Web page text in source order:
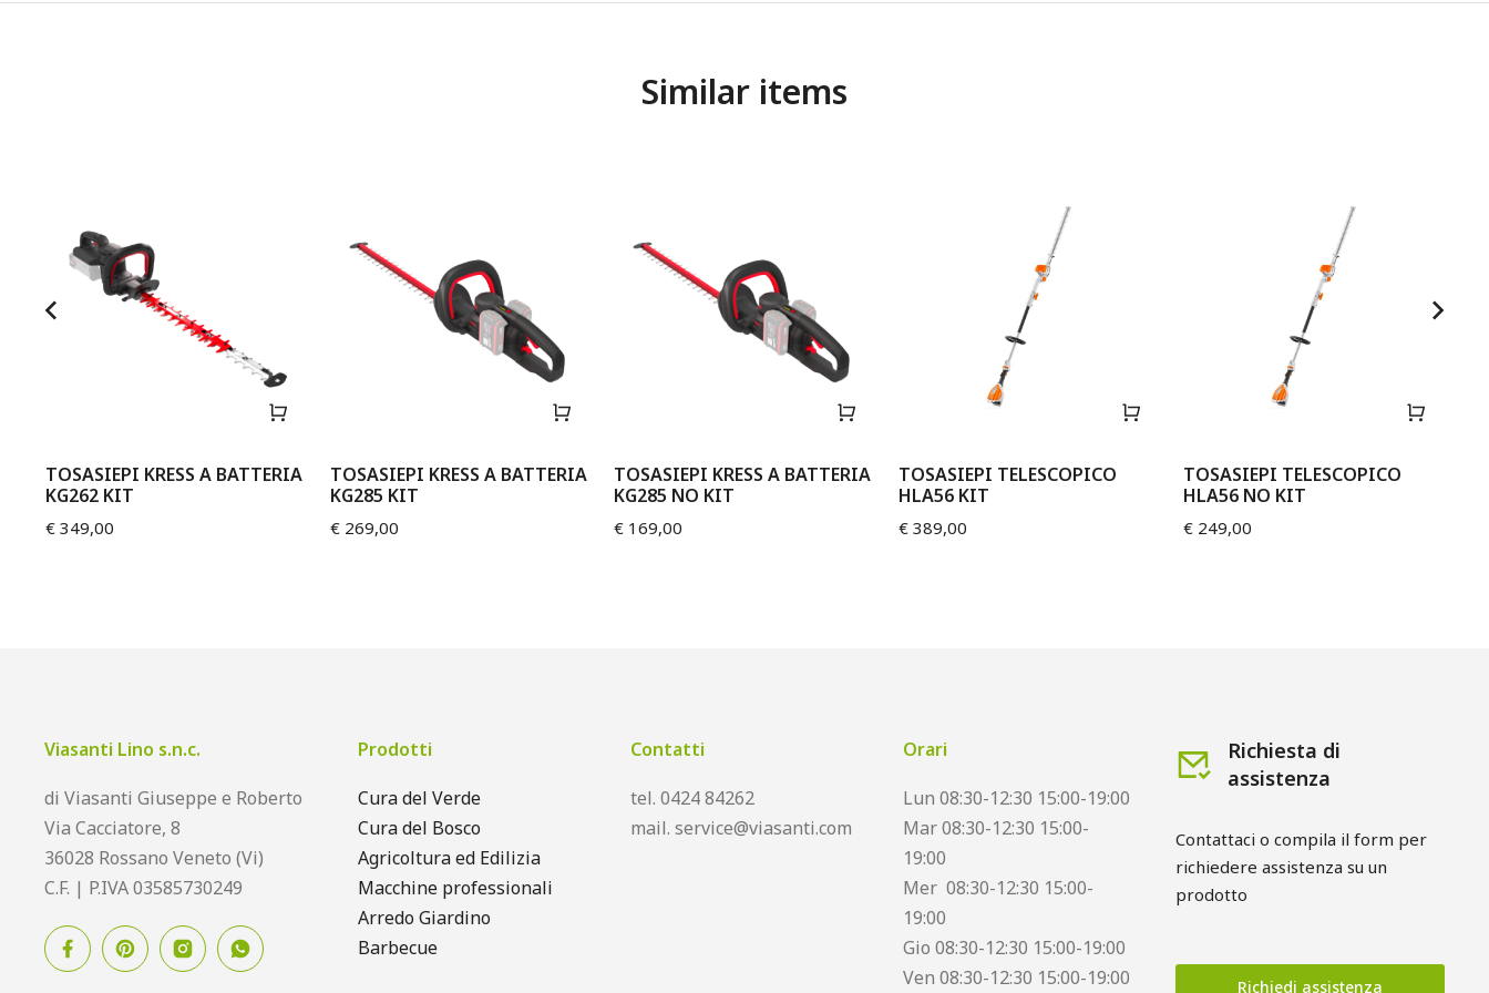
Similar items
TOSASIEPI KRESS A BATTERIA
KG262 KIT
€349,00
TOSASIEPI KRESS A BATTERIA
KG285 KIT
€269,00
TOSASIEPI KRESS A BATTERIA
KG285 NO KIT
€ 169,00
TOSASIEPI TELESCOPICO
HLA56 KIT
€ 389,00
TOSASIEPI TELESCOPICO
HLA56 NO KIT
€249,00
Viasanti Lino s.n.c.
di Viasanti Giuseppe e Roberto
Via Cacciatore, 8
36028 Rossano Veneto (Vi)
C.F. | P.IVA 03585730249
Prodotti
Cura del Verde
Cura del Bosco
Agricoltura ed Edilizia
Macchine professionali
Arredo Giardino
Barbecue
Contatti
tel. 0424 84262
mail. service@viasanti.com
Orari
Lun 08:30-12:30 15:00-19:00
Mar 08:30-12:30 15:00-
19:00
Mer 08:30-12:30 15:00-
19:00
Gio 08:30-12:30 15:00-19:00
Ven 08:30-12:30 15:00-19:00
Richiesta di
assistenza
Contattaci o compila il form per
richiedere assistenza su un
prodotto
Richiedi assistenza